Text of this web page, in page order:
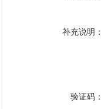
补充说明
验证码